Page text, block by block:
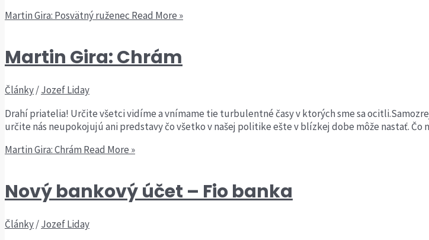
Martin Gira: Posvätný ruženec Read More »
Martin Gira: Chrám
Články/Jozef Liday
Drahí priatelia! Určite všetci vidíme a vnímame tie turbulentné časy v ktorých sme sa
určite nás neupokojujú ani predstavy čo všetko v našej politike ešte v blízkej dobe môže nastať. Čo
Martin Gira: Chrám Read More »
Nový bankový účet – Fio banka
Články/Jozef Liday